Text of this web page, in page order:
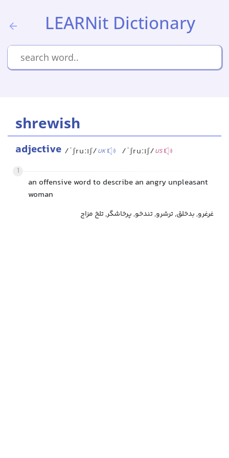
LEARNit Dictionary
shrewish
adjective /ˈʃruːɪʃ/UK /ˈʃruːɪʃ/US
1
an offensive word to describe an angry unpleasant
woman
غرغرو, بدخلق, ترشرو, تندخو, پرخاشگر, تلخ مزاج